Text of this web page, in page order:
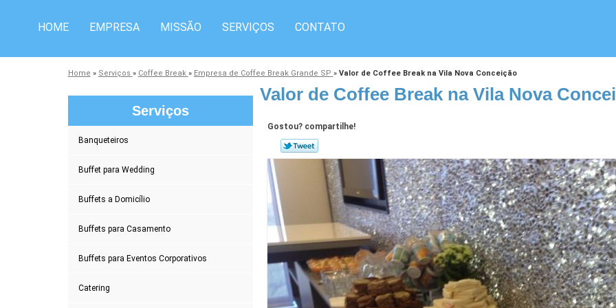
HOME EMPRESA MISSÃO SERVIÇOS CONTATO
Home » Serviços » Coffee Break » Empresa de Coffee Break Grande SP » Valor de Coffee Break na Vila Nova Conceição
Serviços
Banqueteiros
Buffet para Wedding
Buffets a Domicílio
Buffets para Casamento
Buffets para Eventos Corporativos
Catering
Valor de Coffee Break na Vila Nova
Gostou? compartilhe!